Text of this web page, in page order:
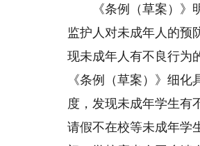
《条例（草案）》明
监护人对未成年人的预
现未成年人有不良行为
《条例（草案）》细
度，发现未成年学生有
请假不在校等未成年学